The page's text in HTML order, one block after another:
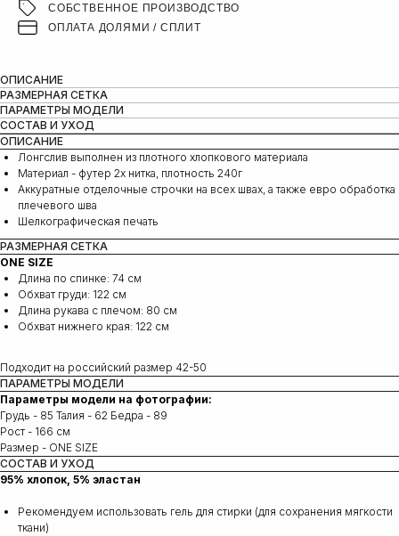
СОБСТВЕННОЕ ПРОИЗВОДСТВО
ОПЛАТА ДОЛЯМИ / СПЛИТ
ОПИСАНИЕ
РАЗМЕРНАЯ СЕТКА
ПАРАМЕТРЫ МОДЕЛИ
СОСТАВ И УХОД
ОПИСАНИЕ
Лонгслив выполнен из плотного хлопкового материала
Материал - футер 2х нитка, плотность 240г
Аккуратные отделочные строчки на всех швах, а также евро обработка
плечевого шва
Шелкографическая печать
РАЗМЕРНАЯ СЕТКА
ONE SIZE
Длина по спинке: 74 см
Обхват груди: 122 см
Длина рукава с плечом: 80 cм
Обхват нижнего края: 122 cм
Подходит на российский размер 42-50
ПАРАМЕТРЫ МОДЕЛИ
Параметры модели на фотографии:
Грудь - 85 Талия - 62 Бедра - 89
Рост - 166 см
Размер - ONE SIZE
СОСТАВ И УХОД
95% хлопок, 5% эластан
Рекомендуем использовать гель для стирки (для сохранения мягкости
ткани)